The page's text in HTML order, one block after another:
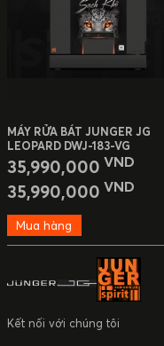
MÁY RỬA BÁT JUNGER JG
LEOPARD DWJ-183-VG
35,990,000 VND
35,990,000 VND
Mua hàng
Kết nối với chúng tôi